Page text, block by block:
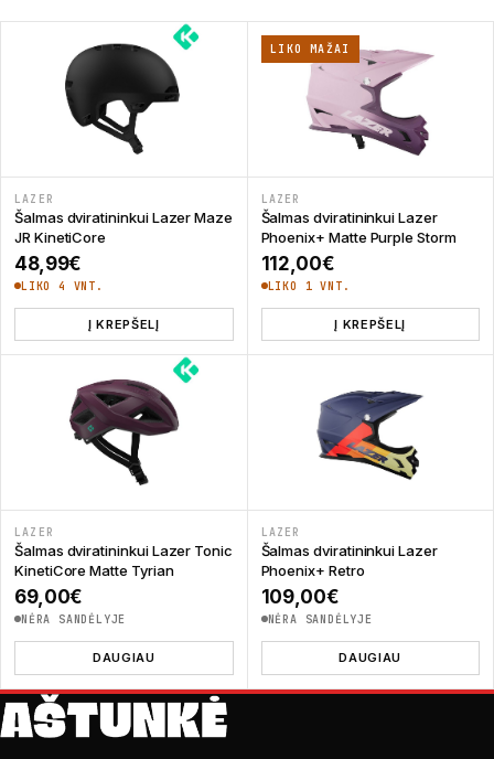
LAZER
Šalmas dviratininkui Lazer Maze
JR KinetiCore
48,99€
LIKO 4 VNT.
Į KREPŠELĮ
LIKO MAŽAI
LAZER
Šalmas dviratininkui Lazer
Phoenix+ Matte Purple Storm
112,00€
LIKO 1 VNT.
Į KREPŠELĮ
LAZER
Šalmas dviratininkui Lazer Tonic
KinetiCore Matte Tyrian
69,00€
NĖRA SANDĖLYJE
DAUGIAU
LAZER
Šalmas dviratininkui Lazer
Phoenix+ Retro
109,00€
NĖRA SANDĖLYJE
DAUGIAU